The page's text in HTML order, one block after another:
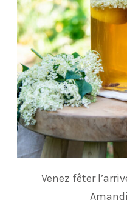
Venez fêter